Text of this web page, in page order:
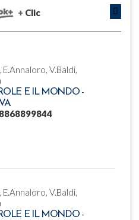
Clic
V.Baldi,
E IL MONDO -
V.Baldi,
E IL MONDO -